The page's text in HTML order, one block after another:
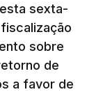
sexta-
sobre
de
a favor de